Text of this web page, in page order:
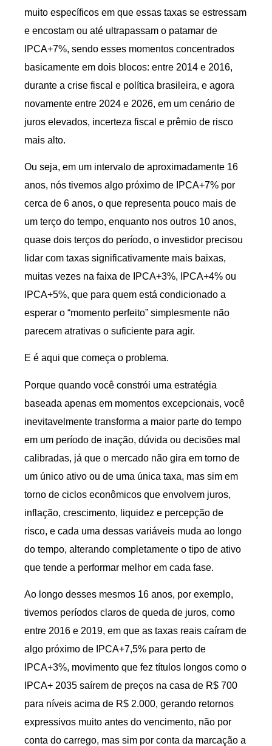
muito específicos em que essas taxas se estressam
e encostam ou até ultrapassam o patamar de
IPCA+7%, sendo esses momentos concentrados
basicamente em dois blocos: entre 2014 e 2016,
durante a crise fiscal e política brasileira, e agora
novamente entre 2024 e 2026, em um cenário de
juros elevados, incerteza fiscal e prêmio de risco
mais alto.
Ou seja, em um intervalo de aproximadamente 16
anos, nós tivemos algo próximo de IPCA+7% por
cerca de 6 anos, o que representa pouco mais de
um terço do tempo, enquanto nos outros 10 anos,
quase dois terços do período, o investidor precisou
lidar com taxas significativamente mais baixas,
muitas vezes na faixa de IPCA+3%, IPCA+4% ou
IPCA+5%, que para quem está condicionado a
esperar o “momento perfeito” simplesmente não
parecem atrativas o suficiente para agir.
E é aqui que começa o problema.
Porque quando você constrói uma estratégia
baseada apenas em momentos excepcionais, você
inevitavelmente transforma a maior parte do tempo
em um período de inação, dúvida ou decisões mal
calibradas, já que o mercado não gira em torno de
um único ativo ou de uma única taxa, mas sim em
torno de ciclos econômicos que envolvem juros,
inflação, crescimento, liquidez e percepção de
risco, e cada uma dessas variáveis muda ao longo
do tempo, alterando completamente o tipo de ativo
que tende a performar melhor em cada fase.
Ao longo desses mesmos 16 anos, por exemplo,
tivemos períodos claros de queda de juros, como
entre 2016 e 2019, em que as taxas reais caíram de
algo próximo de IPCA+7,5% para perto de
IPCA+3%, movimento que fez títulos longos como o
IPCA+ 2035 saírem de preços na casa de R$ 700
para níveis acima de R$ 2.000, gerando retornos
expressivos muito antes do vencimento, não por
conta do carrego, mas sim por conta da marcação a